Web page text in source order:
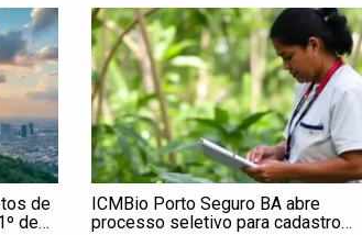
de
de
ICMBio Porto Seguro BA abre
processo seletivo para cadastro